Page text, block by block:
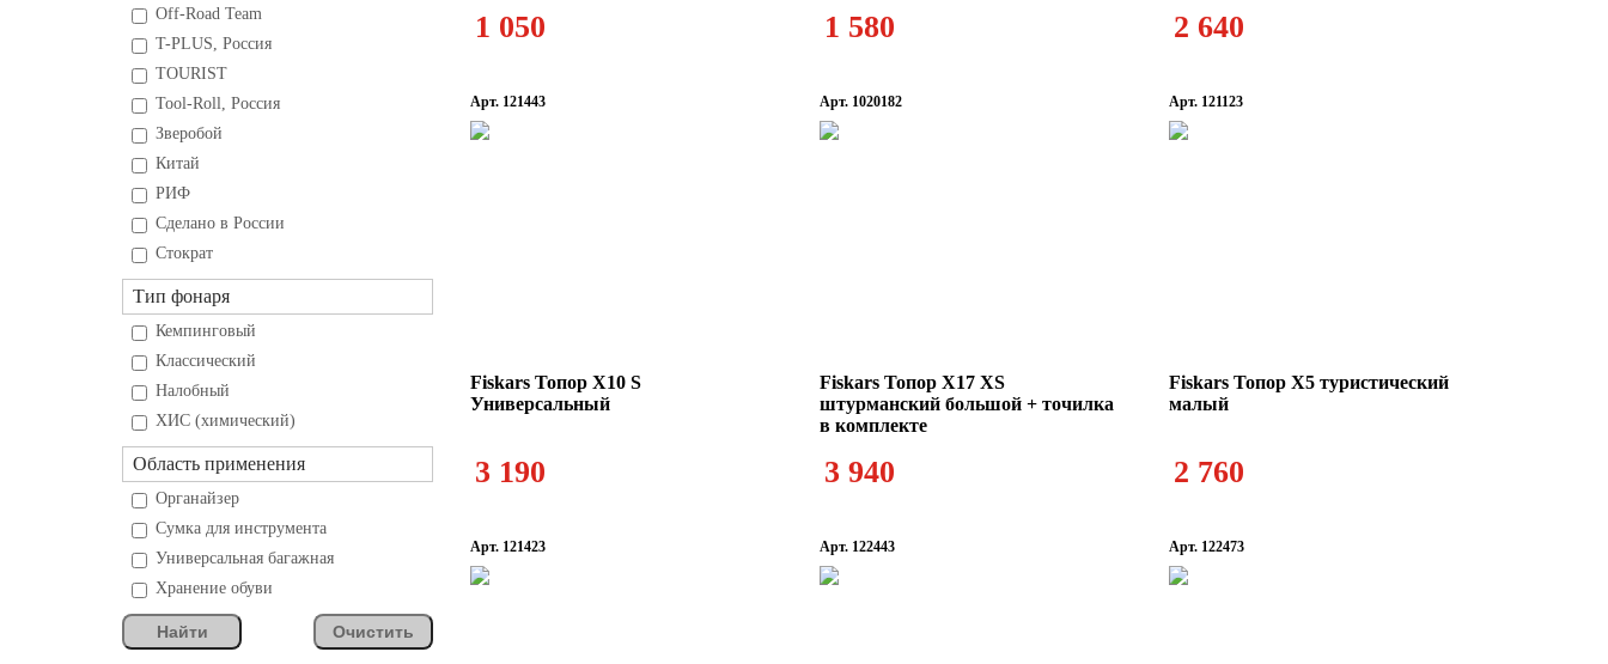
Off-Road Team
T-PLUS, Россия
TOURIST
Tool-Roll, Россия
Зверобой
Китай
РИФ
Сделано в России
Стократ
Тип фонаря
Кемпинговый
Классический
Налобный
ХИС (химический)
Область применения
Органайзер
Сумка для инструмента
Универсальная багажная
Хранение обуви
Найти Очистить
Топоры и пилы
1 050 1 580 2 640
Арт. 121443
Fiskars Топор X10 S
Универсальный
3 190
Арт. 1020182
Fiskars Топор X17 XS
штурманский большой + точилка
в комплекте
3 940
Арт. 121123
Fiskars Топор X5 туристический
малый
2 760
Арт. 121423 Арт. 122443 Арт. 122473